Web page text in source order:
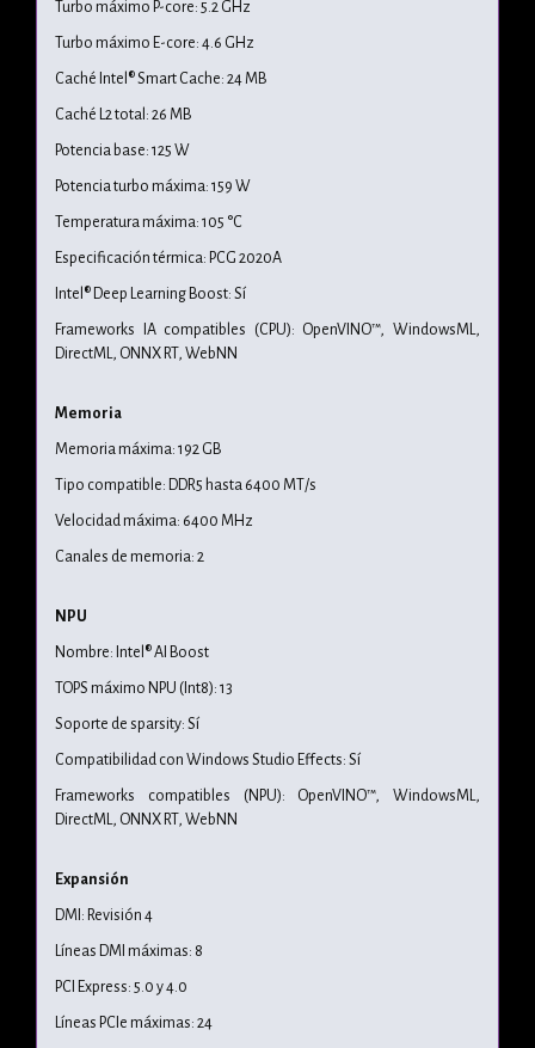
Turbo máximo P-core: 5.2 GHz
Turbo máximo E-core: 4.6 GHz
Caché Intel® Smart Cache: 24 MB
Caché L2 total: 26 MB
Potencia base: 125 W
Potencia turbo máxima: 159 W
Temperatura máxima: 105 °C
Especificación térmica: PCG 2020A
Intel® Deep Learning Boost: Sí
Frameworks IA compatibles (CPU): OpenVINO™, WindowsML,
DirectML, ONNX RT, WebNN
Memoria
Memoria máxima: 192 GB
Tipo compatible: DDR5 hasta 6400 MT/s
Velocidad máxima: 6400 MHz
Canales de memoria: 2
NPU
Nombre: Intel® AI Boost
TOPS máximo NPU (Int8): 13
Soporte de sparsity: Sí
Compatibilidad con Windows Studio Effects: Sí
Frameworks compatibles (NPU): OpenVINO™, WindowsML,
DirectML, ONNX RT, WebNN
Expansión
DMI: Revisión 4
Líneas DMI máximas: 8
PCI Express: 5.0 y 4.0
Líneas PCIe máximas: 24